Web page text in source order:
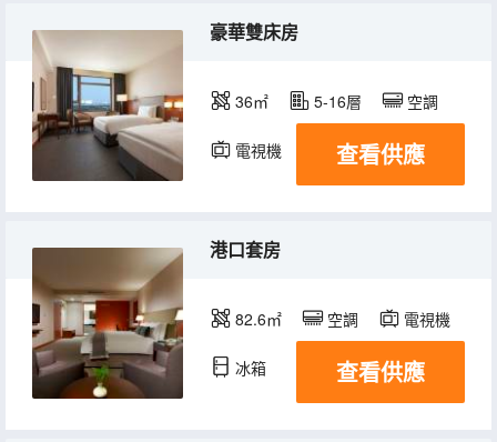
豪華雙床房
36㎡ 5-16層 空調
電視機 冰箱
查看供應
港口套房
82.6㎡ 空調 電視機
冰箱 查看供應